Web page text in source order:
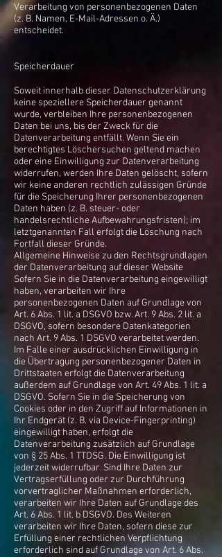
Verarbeitung von personenbezogenen Daten
(z. B. Namen, E-Mail-Adressen o. Ä.)
entscheidet.
Speicherdauer
Soweit innerhalb dieser Datenschutzerklärung
keine speziellere Speicherdauer genannt
wurde, verbleiben Ihre personenbezogenen
Daten bei uns, bis der Zweck für die
Datenverarbeitung entfällt. Wenn Sie ein
berechtigtes Löschersuchen geltend machen
oder eine Einwilligung zur Datenverarbeitung
widerrufen, werden Ihre Daten gelöscht, sofern
wir keine anderen rechtlich zulässigen Gründe
für die Speicherung Ihrer personenbezogenen
Daten haben (z. B. steuer- oder
handelsrechtliche Aufbewahrungsfristen); im
letztgenannten Fall erfolgt die Löschung nach
Fortfall dieser Gründe.
Allgemeine Hinweise zu den Rechtsgrundlagen
der Datenverarbeitung auf dieser Website
Sofern Sie in die Datenverarbeitung eingewilligt
haben, verarbeiten wir Ihre
personenbezogenen Daten auf Grundlage von
Art. 6 Abs. 1 lit. a DSGVO bzw. Art. 9 Abs. 2 lit. a
DSGVO, sofern besondere Datenkategorien
nach Art. 9 Abs. 1 DSGVO verarbeitet werden.
Im Falle einer ausdrücklichen Einwilligung in
die Übertragung personenbezogener Daten in
Drittstaaten erfolgt die Datenverarbeitung
außerdem auf Grundlage von Art. 49 Abs. 1 lit. a
DSGVO. Sofern Sie in die Speicherung von
Cookies oder in den Zugriff auf Informationen in
Ihr Endgerät (z. B. via Device-Fingerprinting)
eingewilligt haben, erfolgt die
Datenverarbeitung zusätzlich auf Grundlage
von § 25 Abs. 1 TTDSG. Die Einwilligung ist
jederzeit widerrufbar. Sind Ihre Daten zur
Vertragserfüllung oder zur Durchführung
vorvertraglicher Maßnahmen erforderlich,
verarbeiten wir Ihre Daten auf Grundlage des
Art. 6 Abs. 1 lit. b DSGVO. Des Weiteren
verarbeiten wir Ihre Daten, sofern diese zur
Erfüllung einer rechtlichen Verpflichtung
erforderlich sind auf Grundlage von Art. 6 Abs.